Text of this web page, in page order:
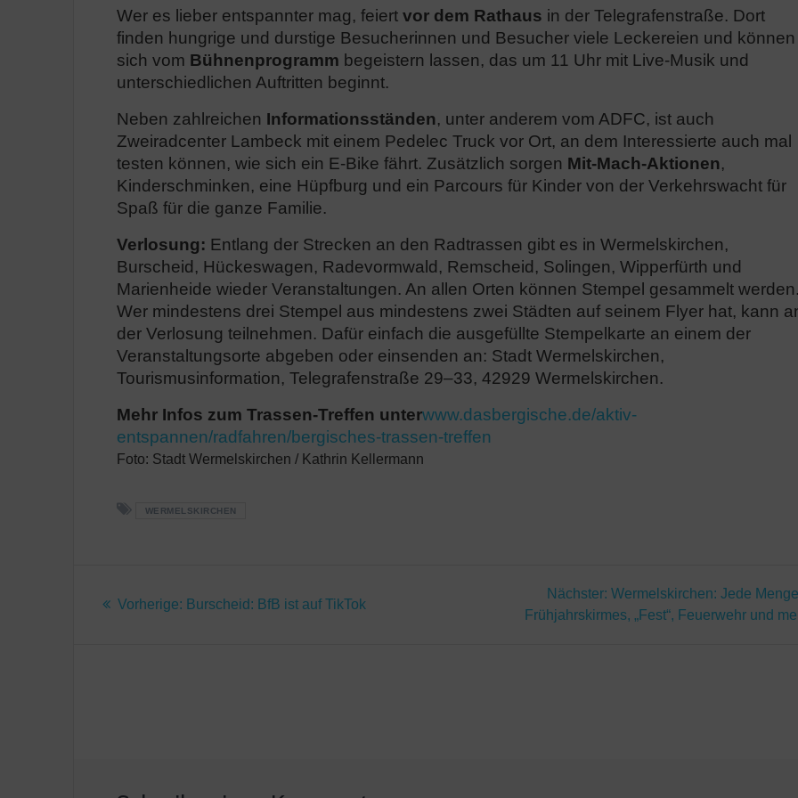
Wer es lieber entspannter mag, feiertvor dem Rathaus in der Telegrafenstraße. Dort
finden hungrige und durstige Besucherinnen und Besucher viele Leckereien und können
sich vom Bühnenprogramm begeistern lassen, das um 11 Uhr mit Live-Musik und
unterschiedlichen Auftritten beginnt.
Neben zahlreichen Informationsständen, unter anderem vom ADFC, ist auch
Zweiradcenter Lambeck mit einem Pedelec Truck vor Ort, an dem Interessierte auch mal
testen können, wie sich ein E-Bike fährt. Zusätzlich sorgen Mit-Mach-Aktionen,
Kinderschminken, eine Hüpfburg und ein Parcours für Kinder von der Verkehrswacht für
Spaß für die ganze Familie.
Verlosung: Entlang der Strecken an den Radtrassen gibt es in Wermelskirchen,
Burscheid, Hückeswagen, Radevormwald, Remscheid, Solingen, Wipperfürth und
Marienheide wieder Veranstaltungen. An allen Orten können Stempel gesammelt
Wer mindestens drei Stempel aus mindestens zwei Städten auf seinem Flyer hat, kann
der Verlosung teilnehmen. Dafür einfach die ausgefüllte Stempelkarte an einem der
Veranstaltungsorte abgeben oder einsenden an: Stadt Wermelskirchen,
Tourismusinformation, Telegrafenstraße 29–33, 42929 Wermelskirchen.
Mehr Infos zum Trassen-Treffen unterwww.dasbergische.de/aktiv-
entspannen/radfahren/bergisches-trassen-treffen
Foto: Stadt Wermelskirchen / Kathrin Kellermann
WERMELSKIRCHEN
Vorherige: Vorheriger
Burscheid: BfB ist auf TikTok
Nächster: Nächster
Beitrag:
Wermelskirchen: Jede
Frühjahrskirmes, „Fest“, Feuerwehr und